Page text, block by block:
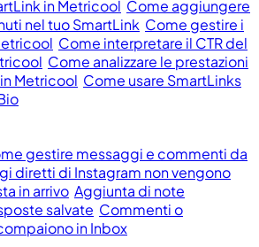
in Metricool Come aggiungere
nel tuo SmartLink Come gestire i
Come interpretare il CTR del
Come analizzare le prestazioni
Metricool Come usare SmartLinks
gestire messaggi e commenti da
diretti di Instagram non vengono
in arrivo Aggiunta di note
salvate Commenti o
in Inbox